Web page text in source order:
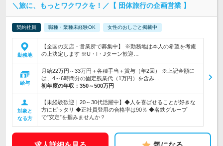
＼旅に、もっとワクワクを！／【 団体旅行の企画営業 】
契約社員 職種・業種未経験OK 女性のおしごと掲載中
勤務地
【全国の支店・営業所で募集中】 ※勤務地は本人の希望を考慮
の上決定します ※U・I・Jターン歓迎…
給与
月給22万円～33万円＋各種手当＋賞与（年2回） ※上記金額に
は、4～6時間分の固定残業代（1万円）を含み…
初年度の年収： 350～500万円
対象と
なる方
【未経験歓迎｜20～30代活躍中】◆人を喜ばせることが好きな
方にピッタリ ◆正社員登用の合格率は90％ ◆名鉄グループ
で”安定”を掴みませんか？